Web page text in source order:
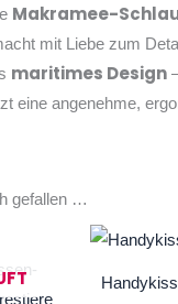
Makramee-
mit Liebe zum
maritimes Design
eine angenehme,
gefallen …